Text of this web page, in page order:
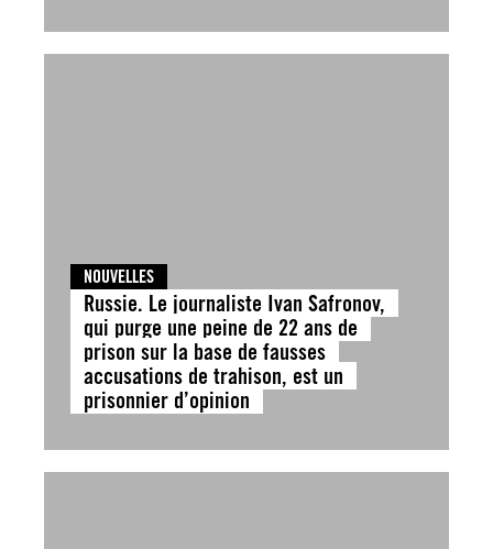
NOUVELLES
Russie. Le journaliste Ivan Safronov,
qui purge une peine de 22 ans de
prison sur la base de fausses
accusations de trahison, est un
prisonnier d’opinion